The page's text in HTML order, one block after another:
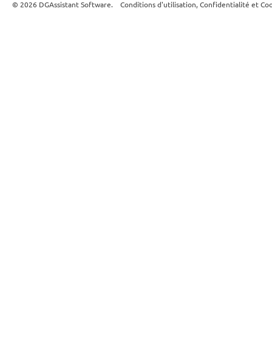
© 2026 DGAssistant Software. Conditions d'utilisation, Confidentialité et